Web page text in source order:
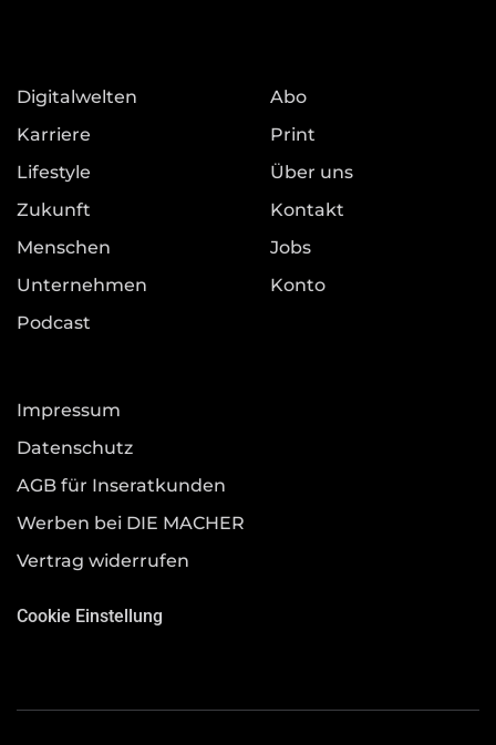
Digitalwelten
Karriere
Lifestyle
Zukunft
Menschen
Unternehmen
Podcast
Abo
Print
Über uns
Kontakt
Jobs
Konto
Impressum
Datenschutz
AGB für Inseratkunden
Werben bei DIE MACHER
Vertrag widerrufen
Cookie Einstellung